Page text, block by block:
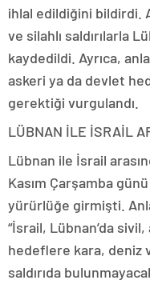
ihlal edildiğini bildirdi.
ve silahlı saldırılarla
kaydedildi. Ayrıca,
askeri ya da devlet
gerektiği vurgulandı.
LÜBNAN İLE İSRAİL
Lübnan ile İsrail
Kasım Çarşamba
yürürlüğe girmişti.
“İsrail, Lübnan’da
hedeflere kara, deniz
saldırıda